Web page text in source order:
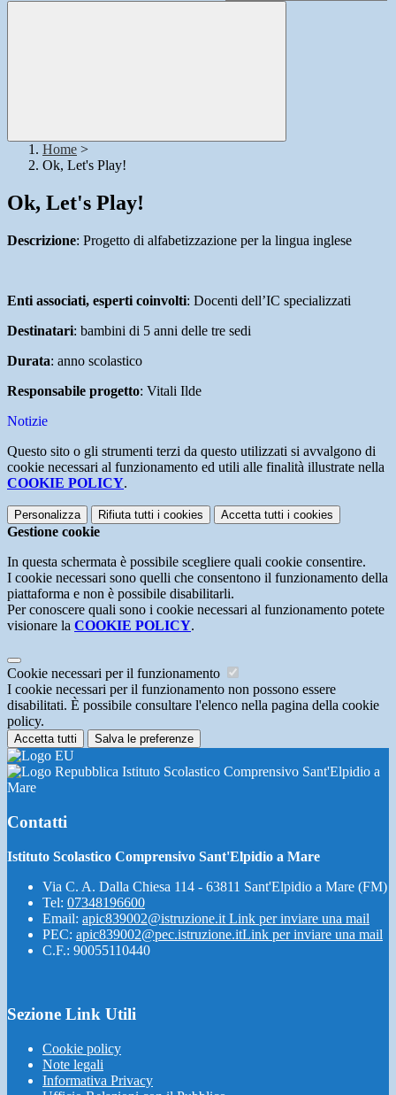
Home >
Ok, Let's Play!
Ok, Let's Play!
Descrizione: Progetto di alfabetizzazione per la lingua inglese
Enti associati, esperti coinvolti: Docenti dell’IC specializzati
Destinatari: bambini di 5 anni delle tre sedi
Durata: anno scolastico
Responsabile progetto: Vitali Ilde
Notizie
Questo sito o gli strumenti terzi da questo utilizzati si avvalgono di
cookie necessari al funzionamento ed utili alle finalità illustrate nella
COOKIE POLICY.
Personalizza Rifiuta tutti i cookies Accetta tutti i cookies
Gestione cookie
In questa schermata è possibile scegliere quali cookie consentire.
I cookie necessari sono quelli che consentono il funzionamento della
piattaforma e non è possibile disabilitarli.
Per conoscere quali sono i cookie necessari al funzionamento potete
visionare la COOKIE POLICY.
Cookie necessari per il funzionamento
I cookie necessari per il funzionamento non possono essere
disabilitati. È possibile consultare l'elenco nella pagina della cookie
policy.
Accetta tutti Salva le preferenze
Istituto Scolastico Comprensivo Sant'Elpidio a
Mare
Contatti
Istituto Scolastico Comprensivo Sant'Elpidio a Mare
Via C. A. Dalla Chiesa 114 - 63811 Sant'Elpidio a Mare (FM)
Tel: 07348196600
Email: apic839002@istruzione.it Link per inviare una mail
PEC: apic839002@pec.istruzione.itLink per inviare una mail
C.F.: 90055110440
Sezione Link Utili
Cookie policy
Note legali
Informativa Privacy